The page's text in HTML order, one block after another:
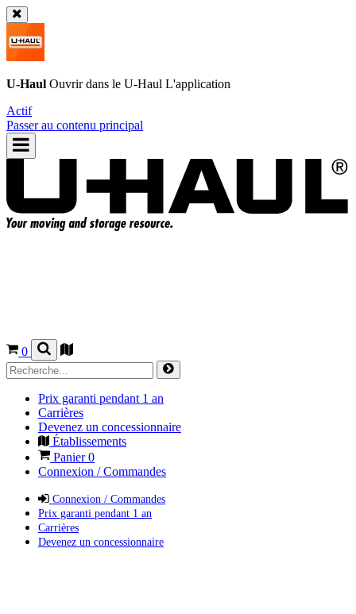
U-Haul Ouvrir dans le U-Haul L'application
Actif
Passer au contenu principal
0
Prix garanti pendant 1 an
Carrières
Devenez un concessionnaire
Établissements
Panier0
Connexion / Commandes
Connexion / Commandes
Prix garanti pendant 1 an
Carrières
Devenez un concessionnaire